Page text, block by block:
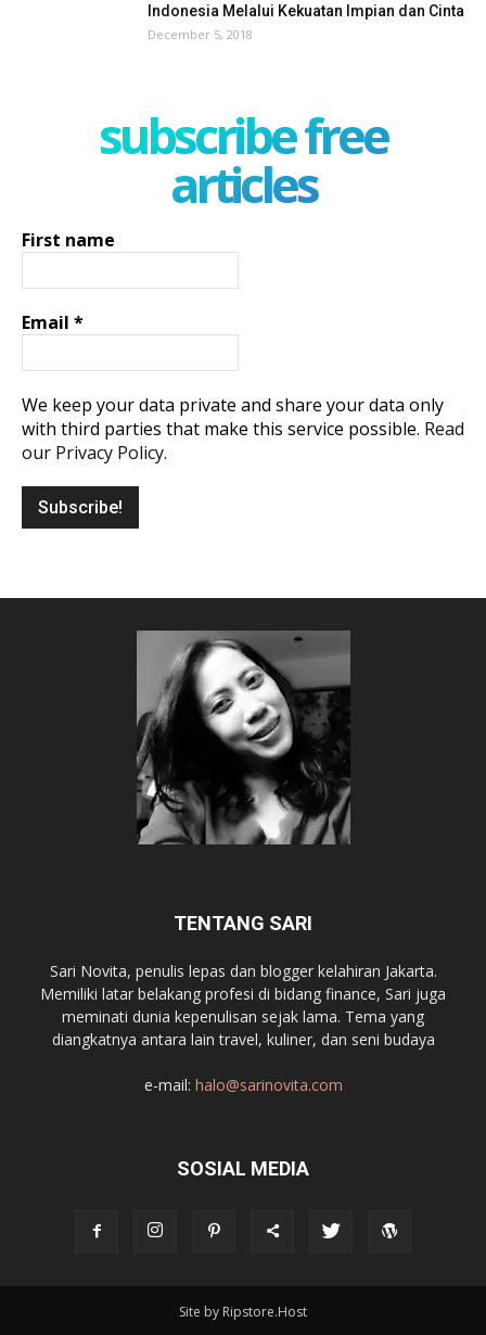
Indonesia Melalui Kekuatan Impian dan Cinta
December 5, 2018
subscribe free
articles
First name
Email *
We keep your data private and share your data only
with third parties that make this service possible. Read
our Privacy Policy.
TENTANG SARI
Sari Novita, penulis lepas dan blogger kelahiran Jakarta.
Memiliki latar belakang profesi di bidang finance, Sari juga
meminati dunia kepenulisan sejak lama. Tema yang
diangkatnya antara lain travel, kuliner, dan seni budaya
e-mail: halo@sarinovita.com
SOSIAL MEDIA
Site by Ripstore.Host